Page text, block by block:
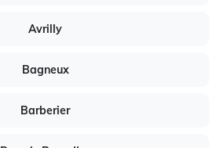
Avrilly
Bagneux
Barberier